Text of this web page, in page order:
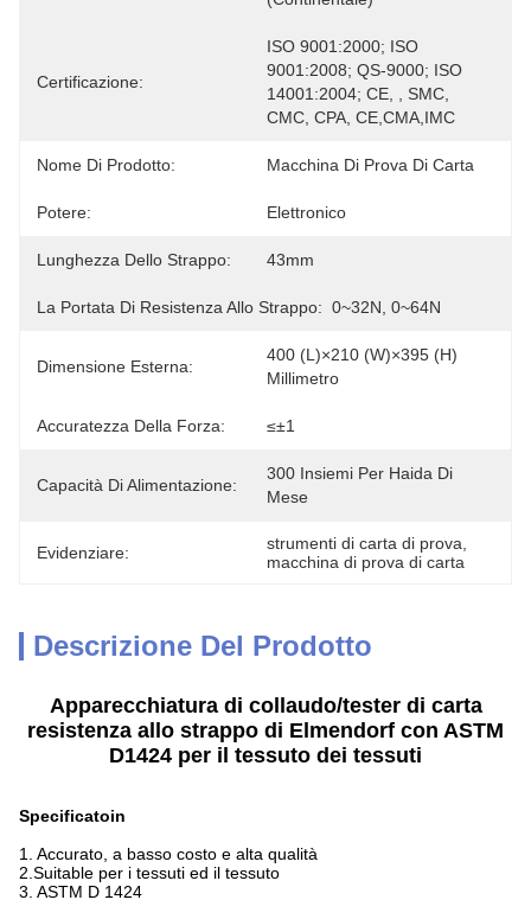
Certificazione:
ISO 9001:2000; ISO
9001:2008; QS-9000; ISO
14001:2004; CE, , SMC,
CMC, CPA, CE,CMA,IMC
Nome Di Prodotto: Macchina Di Prova Di Carta
Potere: Elettronico
Lunghezza Dello Strappo: 43mm
La Portata Di Resistenza Allo Strappo: 0~32N, 0~64N
Dimensione Esterna:
400 (L)×210 (W)×395 (H)
Millimetro
Accuratezza Della Forza: ≤±1
Capacità Di Alimentazione:
300 Insiemi Per Haida Di
Mese
Evidenziare: strumenti di carta di prova
macchina di prova di carta
Descrizione Del Prodotto
Apparecchiatura di collaudo/tester di carta
resistenza allo strappo di Elmendorf con ASTM
D1424 per il tessuto dei tessuti
Specificatoin
1. Accurato, a basso costo e alta qualità
2.Suitable per i tessuti ed il tessuto
3. ASTM D 1424